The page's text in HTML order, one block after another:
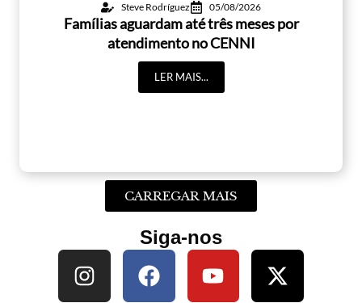
Steve Rodríguez 05/08/2026
Famílias aguardam até três meses por
atendimento no CENNI
LER MAIS...
CARREGAR MAIS
Siga-nos